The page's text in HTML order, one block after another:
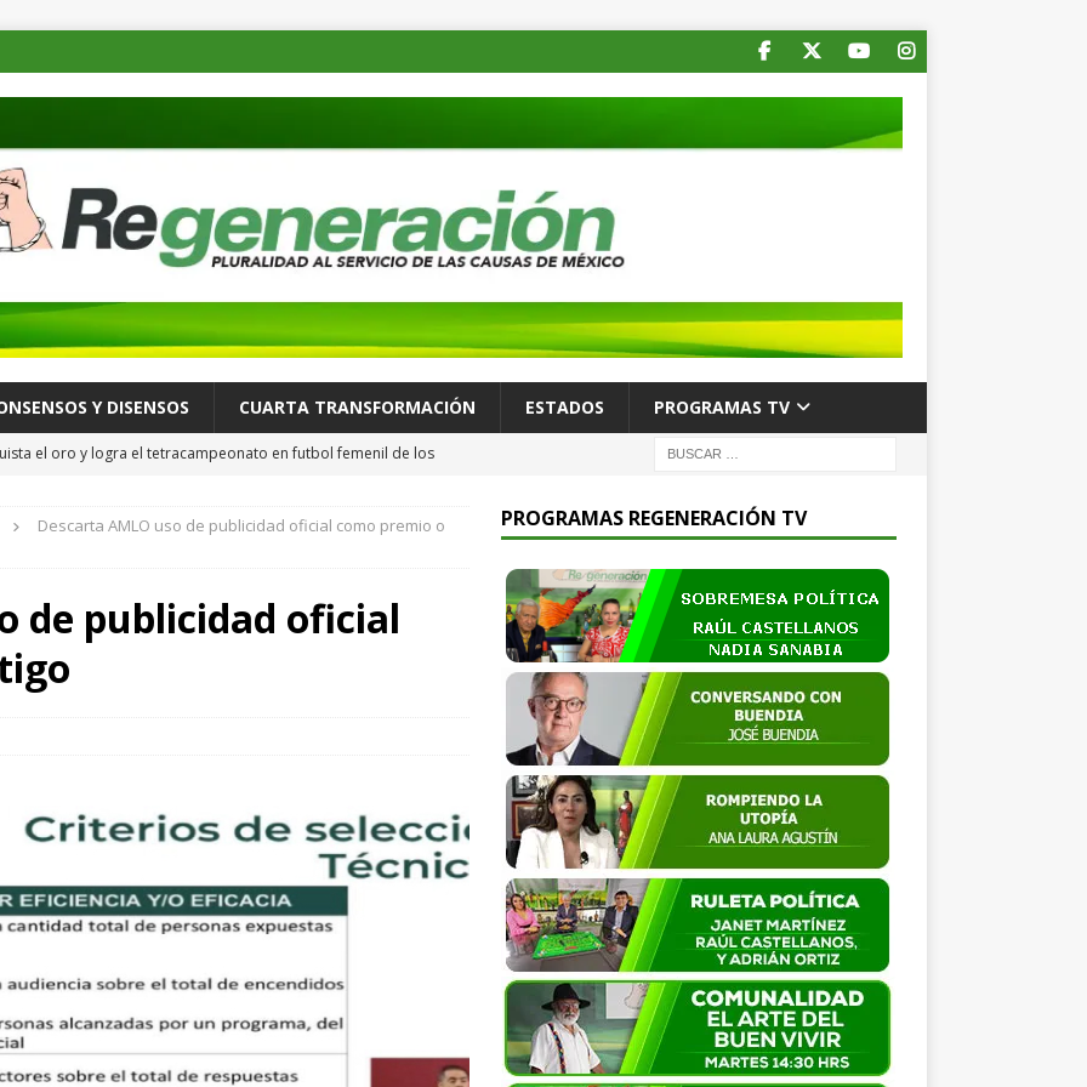
Y DISENSOS CUARTA TRANSFORMACIÓN ESTADOS PROGRAMAS TV
el oro y logra el tetracampeonato en futbol femenil de los
las familias mexicanas mejora; hay bienestar: presidenta
posible ataque híbrido tras hallar dron con explosivos en
ley no obliga a diputados a dejar el cargo para buscar la
Descarta AMLO uso de publicidad oficial como premio o
de publicidad oficial
PROGRAMAS REGENERACIÓN TV